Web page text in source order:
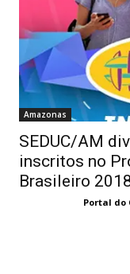
Amazonas
SEDUC/AM
inscritos no
Brasileiro
Portal do